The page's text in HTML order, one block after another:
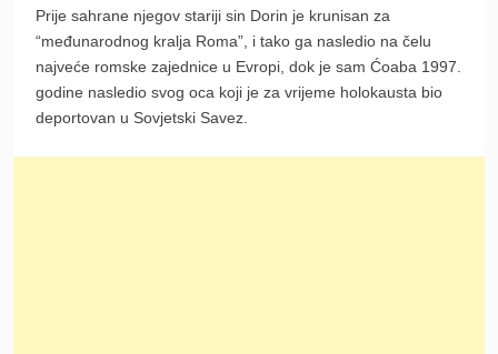
Prije sahrane njegov stariji sin Dorin je krunisan za
“međunarodnog kralja Roma”, i tako ga nasledio na čelu
najveće romske zajednice u Evropi, dok je sam Ćoaba 1997.
godine nasledio svog oca koji je za vrijeme holokausta bio
deportovan u Sovjetski Savez.